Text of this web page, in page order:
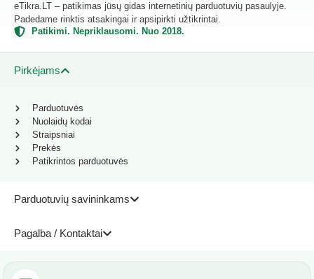
eTikra.LT – patikimas jūsų gidas internetinių parduotuvių pasaulyje.
Padedame rinktis atsakingai ir apsipirkti užtikrintai.
Patikimi. Nepriklausomi. Nuo 2018.
Pirkėjams
Parduotuvių savininkams
Pagalba / Kontaktai
Parduotuvės
Nuolaidų kodai
Straipsniai
Prekės
Patikrintos parduotuvės